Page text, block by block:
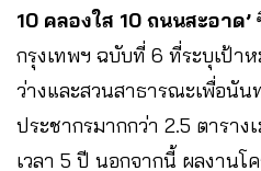
10 คลองใส 10 ถนนสะอาด’
กรุงเทพฯ ฉบับที่ 6 ที่ระบุเป้า
ว่างและสวนสาธารณะเพื่อนั
ประชากรมากกว่า 2.5 ตาราง
เวลา 5 ปี นอกจากนี้ ผลงานโ